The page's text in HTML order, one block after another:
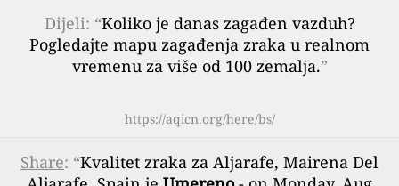
Dijeli: “Koliko je danas zagađen vazduh?
Pogledajte mapu zagađenja zraka u realnom
vremenu za više od 100 zemalja.”
https://aqicn.org/here/bs/
Share: “Kvalitet zraka za Aljarafe, Mairena Del